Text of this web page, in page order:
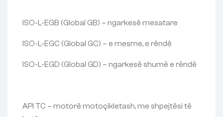
ISO-L-EGB (Global GB) – ngarkesë mesatare
ISO-L-EGC (Global GC) – e mesme, e rëndë
ISO-L-EGD (Global GD) – ngarkesë shumë e rëndë
API TC – motorë motoçikletash, me shpejtësi të